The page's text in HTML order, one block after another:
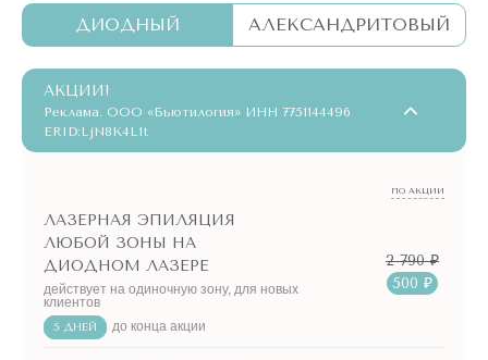
ДИОДНЫЙ АЛЕКСАНДРИТОВЫЙ
АКЦИИ!
Реклама. ООО «Бьютилогия» ИНН 7751144496
ERID:LjN8K4L1t
ПО АКЦИИ
ЛАЗЕРНАЯ ЭПИЛЯЦИЯ
ЛЮБОЙ ЗОНЫ НА
ДИОДНОМ ЛАЗЕРЕ
действует на одиночную зону, для новых
клиентов
5 ДНЕЙ до конца акции
2 790 ₽
500 ₽